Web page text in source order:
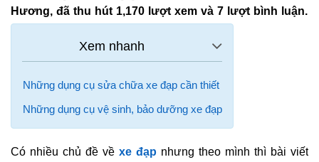
Hương, đã thu hút 1,170 lượt xem và 7 lượt bình luận.
Những dụng cụ sửa chữa xe đạp cần thiết
Những dụng cụ vệ sinh, bảo dưỡng xe đạp
Có nhiều chủ đề về xe đạp nhưng theo mình thì bài viết